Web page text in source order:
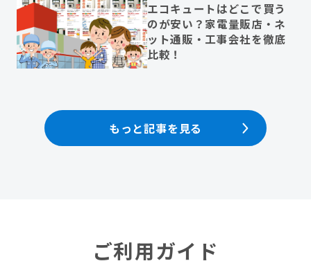
エコキュートはどこで買う
のが安い？家電量販店・ネ
ット通販・工事会社を徹底
比較！
もっと記事を見る
ご利用ガイド